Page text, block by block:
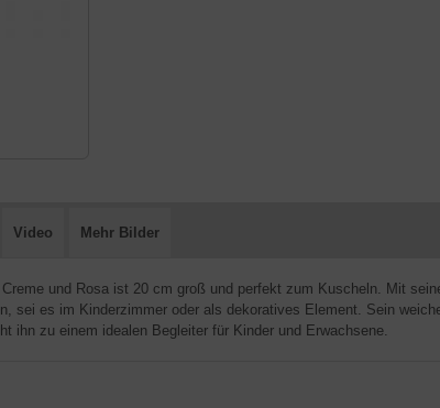
Video Mehr Bilder
und Rosa ist 20 cm groß und perfekt zum Kuscheln. Mit
sei es im Kinderzimmer oder als dekoratives Element. Sein
ihn zu einem idealen Begleiter für Kinder und Erwachsene.